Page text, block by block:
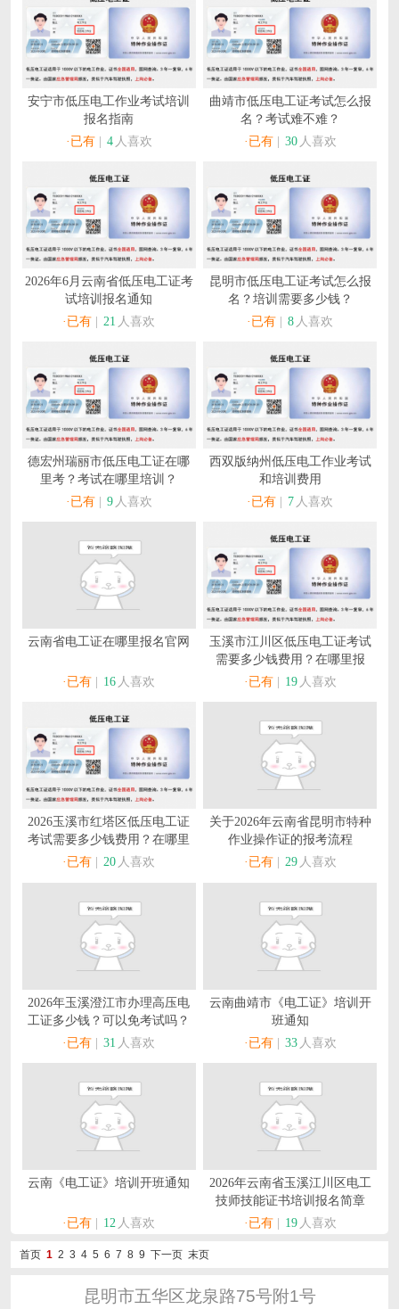
安宁市低压电工作业考试培训
报名指南
·已有 | 4 人喜欢
曲靖市低压电工证考试怎么报
名？考试难不难？
·已有 | 30 人喜欢
2026年6月云南省低压电工证考
试培训报名通知
·已有
21 人喜欢
昆明市低压电工证考试怎么报
名？培训需要多少钱？
·已有
8 人喜欢
德宏州瑞丽市低压电工证在哪
里考？考试在哪里培训？
·已有
9 人喜欢
西双版纳州低压电工作业考试
和培训费用
·已有
7 人喜欢
云南省电工证在哪里报名官网
·已有 16 人喜欢
玉溪市江川区低压电工证考试
需要多少钱费用？在哪里报
名？
·已有 19 人喜欢
2026玉溪市红塔区低压电工证
考试需要多少钱费用？在哪里
报名？
·已有 20 人喜欢
关于2026年云南省昆明市特种
作业操作证的报考流程
·已有
29 人喜欢
2026年玉溪澄江市办理高压电
工证多少钱？可以免考试吗？
·已有 | 31 人喜欢
云南曲靖市《电工证》培训开
班通知
·已有 | 33 人喜欢
云南《电工证》培训开班通知
·已有 12 人喜欢
2026年云南省玉溪江川区电工
技师技能证书培训报名简章
·已有
19 人喜欢
首页 1 2 3 4 5 6 7 8 9 下一页 末页
昆明市五华区龙泉路75号附1号